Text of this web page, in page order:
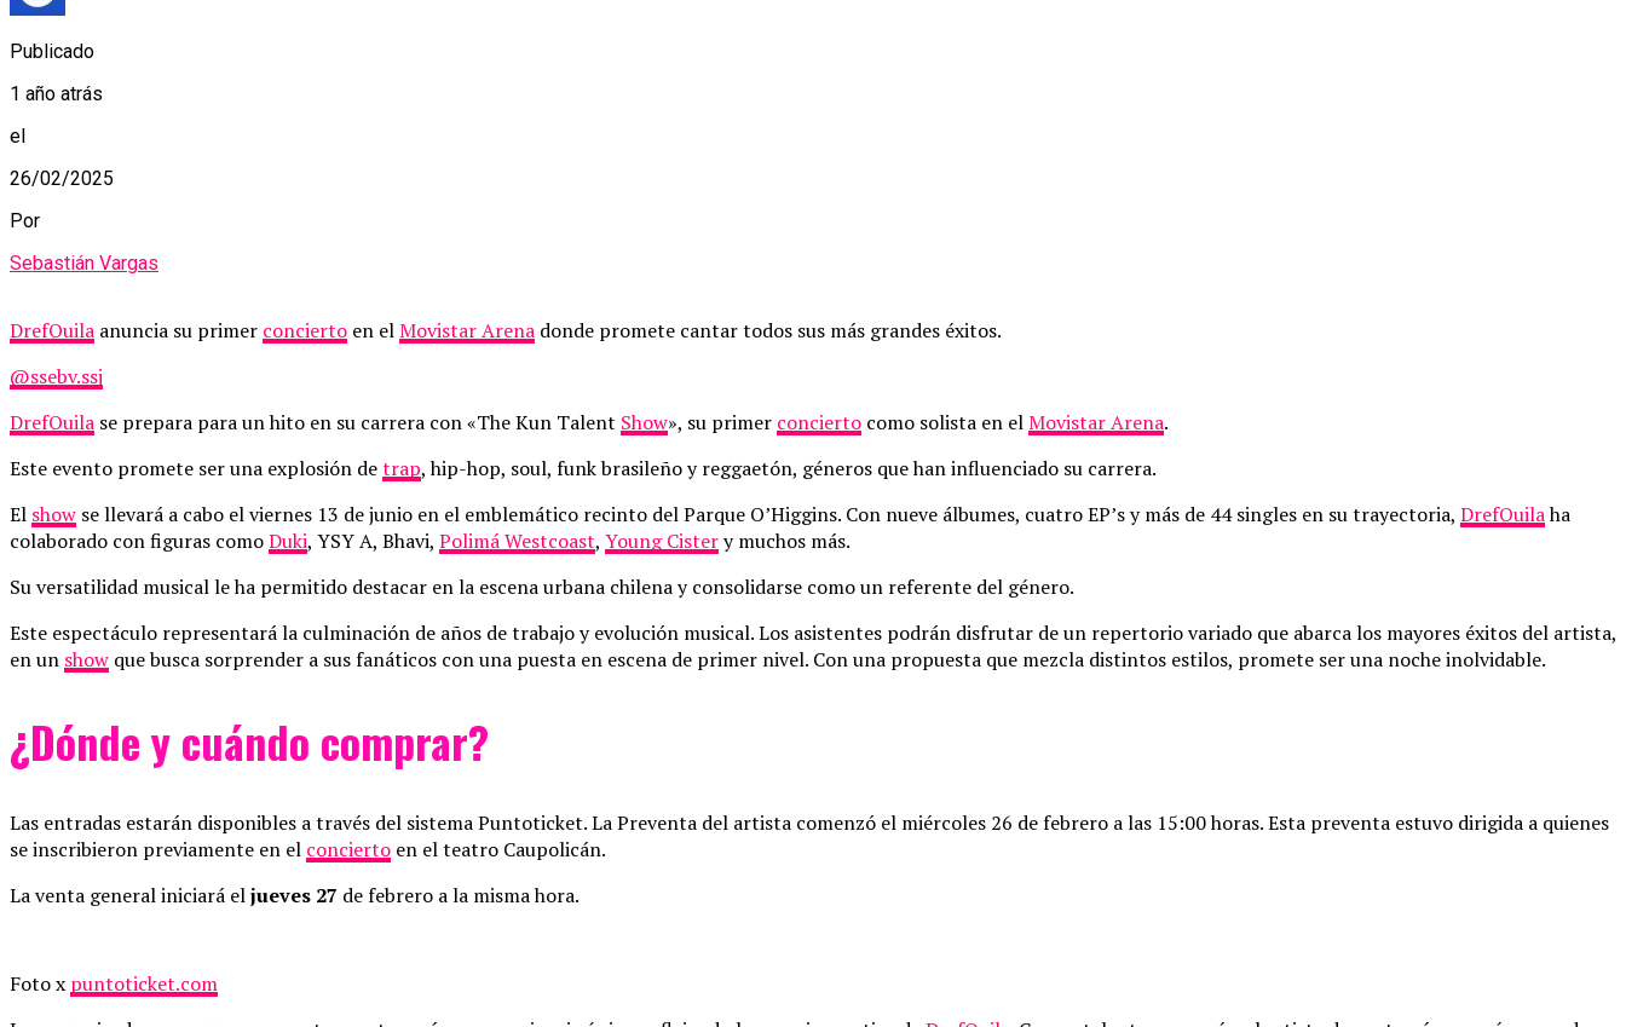
Publicado
1 año atrás
el
26/02/2025
Por
Sebastián Vargas
DrefQuila anuncia su primer concierto en elMovistar Arena donde promete cantar todos sus más grandes éxitos.
@ssebv.ssj
DrefQuila se prepara para un hito en su carrera con «The Kun Talent Show», su primer concierto como solista en elMovistar Arena.
Este evento promete ser una explosión detrap, hip-hop, soul, funk brasileño y reggaetón, géneros que han influenciado su carrera.
El show se llevará a cabo el viernes 13 de junio en el emblemático recinto del Parque O’Higgins. Con nueve álbumes, cuatro EP’s y más de 44 singles en su trayectoria, DrefQuilaha
colaborado con figuras comoDuki, YSY A, Bhavi, Polimá Westcoast, Young Cistery muchos más.
Su versatilidad musical le ha permitido destacar en la escena urbana chilena y consolidarse como un referente del género.
Este espectáculo representará la culminación de años de trabajo y evolución musical. Los asistentes podrán disfrutar de un repertorio variado que abarca los mayores éxitos del artista,
en un show que busca sorprender a sus fanáticos con una puesta en escena de primer nivel. Con una propuesta que mezcla distintos estilos, promete ser una noche inolvidable.
¿Dónde y cuándo comprar?
Las entradas estarán disponibles a través del sistema Puntoticket. La Preventa del artista comenzó el miércoles 26 de febrero a las 15:00 horas. Esta preventa estuvo dirigida a quienes
se inscribieron previamente en el concierto en el teatro Caupolicán.
La venta general iniciará eljueves 27 de febrero a la misma hora.
Foto x puntoticket.com